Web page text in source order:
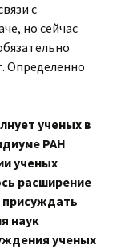
с
но сейчас
Определенно
ученых в
РАН
ученых
расширение
присуждать
наук
ученых